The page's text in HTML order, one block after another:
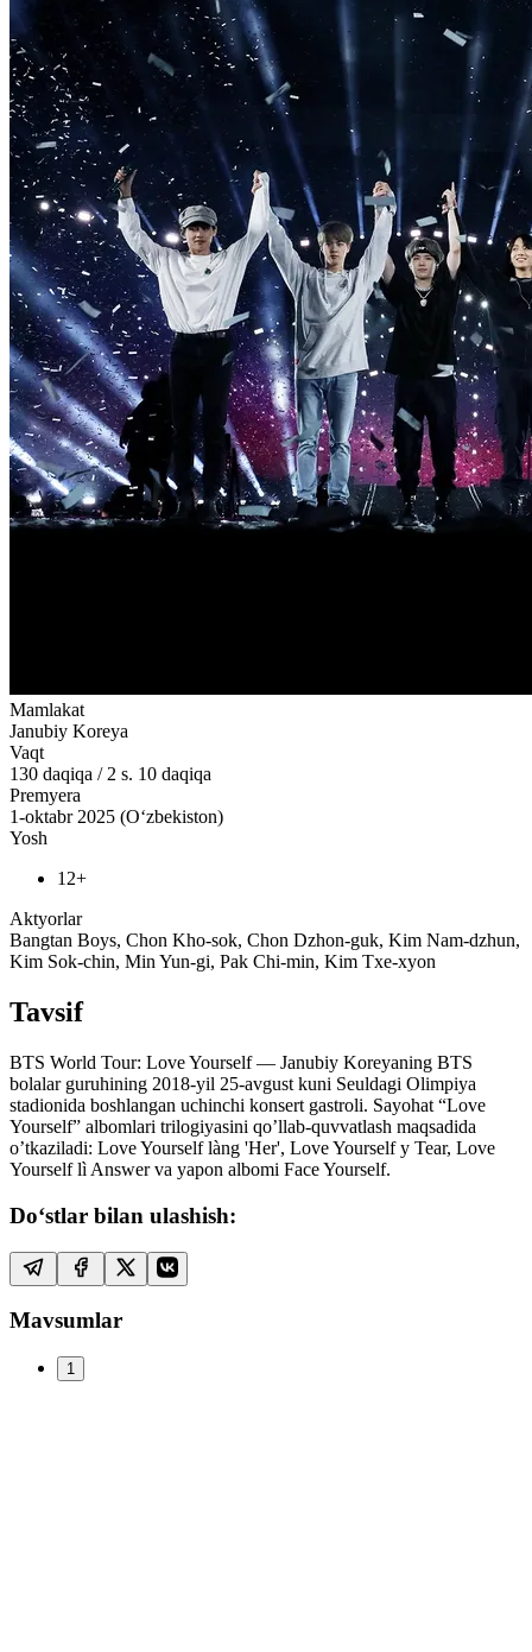
Mamlakat
Janubiy Koreya
Vaqt
130 daqiqa / 2 s. 10 daqiqa
Premyera
1-oktabr 2025 (O‘zbekiston)
Yosh
12+
Aktyorlar
Bangtan Boys, Chon Kho-sok, Chon Dzhon-guk, Kim Nam-dzhun,
Kim Sok-chin, Min Yun-gi, Pak Chi-min, Kim Txe-xyon
Tavsif
BTS World Tour: Love Yourself — Janubiy Koreyaning BTS
bolalar guruhining 2018-yil 25-avgust kuni Seuldagi Olimpiya
stadionida boshlangan uchinchi konsert gastroli. Sayohat “Love
Yourself” albomlari trilogiyasini qo’llab-quvvatlash maqsadida
o’tkaziladi: Love Yourself làng 'Her', Love Yourself y Tear, Love
Yourself lì Answer va yapon albomi Face Yourself.
Do‘stlar bilan ulashish:
Mavsumlar
1